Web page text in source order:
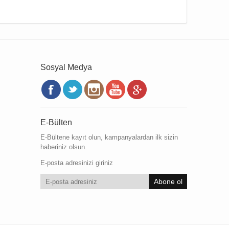
Sosyal Medya
E-Bülten
E-Bültene kayıt olun, kampanyalardan ilk sizin
haberiniz olsun.
E-posta adresinizi giriniz
Abone ol